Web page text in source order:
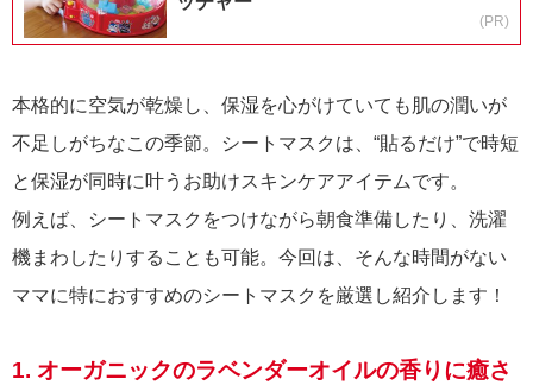
(PR)
本格的に空気が乾燥し、保湿を心がけていても肌の潤いが
不足しがちなこの季節。シートマスクは、“貼るだけ”で時短
と保湿が同時に叶うお助けスキンケアアイテムです。
例えば、シートマスクをつけながら朝食準備したり、洗濯
機まわしたりすることも可能。今回は、そんな時間がない
ママに特におすすめのシートマスクを厳選し紹介します！
1. オーガニックのラベンダーオイルの香りに癒さ